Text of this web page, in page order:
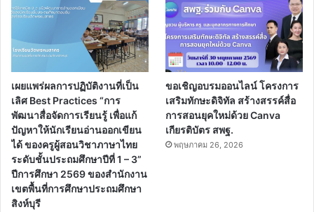
เผยแพร่ผลการปฏิบัติงานที่เป็น
เลิศ Best Practices “การ
พัฒนาสื่อจัดการเรียนรู้ เพื่อแก้
ปัญหาให้นักเรียนอ่านออกเขียน
ได้ ของครูผู้สอนวิชาภาษาไทย
ระดับชั้นประถมศึกษาปีที่ 1 – 3”
ปีการศึกษา 2569 ของสำนักงาน
เขตพื้นที่การศึกษาประถมศึกษา
สิงห์บุรี
ขอเชิญอบรมออนไลน์ โครงการ
เสริมทักษะดิจิทัล สร้างสรรค์สื่อ
การสอนยุคใหม่ด้วย Canva
เกียรติบัตร สพฐ.
พฤษภาคม 26, 2026